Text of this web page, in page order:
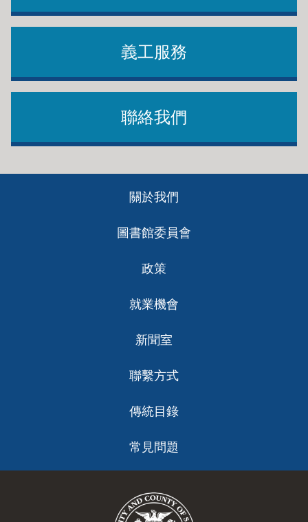
義工服務
聯絡我們
關於我們
圖書館委員會
政策
就業機會
新聞室
聯繫方式
傳統目錄
常見問題